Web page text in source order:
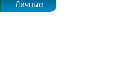
Личные